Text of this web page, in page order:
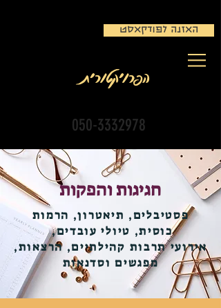
האזנה לפודקאסט
הפרויקטורית
050-3332978
חגיגות והפקות
פסטיבלים, תיאטרון, הרמות
כוסית, טיולי עובדים,
אירועי תרבות קהילתיים, הרצאות,
מפגשים וסדנאות